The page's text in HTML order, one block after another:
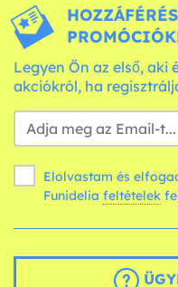
Legyen Ön az első, aki
akciókról, ha
Elolvastam és
Funidelia feltételek